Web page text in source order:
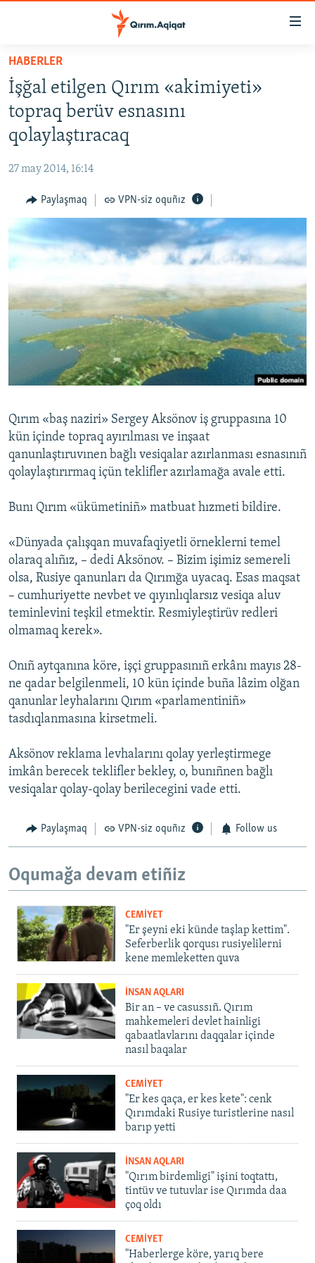
Esas
mündericege
qaytmaq
Baş
navigatsiyağa
qaytmaq
Qıdıruvğa
qaytmaq
HABERLER
SİYASET
İQTİSADİYAT
MEDENİYET
İNSAN AQLARI
VİDEO
SÜRET
FİKİR
Русский
Українською
RFE/RS bütün saytları
HABERLER
İşğal etilgen Qırım «akimiyeti»
topraq berüv esnasını
qolaylaştıracaq
27 may 2014, 16:14
Paylaşmaq VPN-siz oquñız
Qırım «baş naziri» Sergey Aksönov iş gruppasına 10
kün içinde topraq ayırılması ve inşaat
qanunlaştıruvınen bağlı vesiqalar azırlanması esnasınıñ
qolaylaştırırmaq içün teklifler azırlamağa avale etti.
Bunı Qırım «ükümetiniñ» matbuat hızmeti bildire.
«Dünyada çalışqan muvafaqiyetli örneklerni temel
olaraq alıñız, – dedi Aksönov. – Bizim işimiz semereli
olsa, Rusiye qanunları da Qırımğa uyacaq. Esas maqsat
– cumhuriyette nevbet ve qıyınlıqlarsız vesiqa aluv
teminlevini teşkil etmektir. Resmiyleştirüv redleri
olmamaq kerek».
Onıñ aytqanına köre, işçi gruppasınıñ erkânı mayıs 28-
ne qadar belgilenmeli, 10 kün içinde buña lâzim olğan
qanunlar leyhalarını Qırım «parlamentiniñ»
tasdıqlanmasına kirsetmeli.
Aksönov reklama levhalarını qolay yerleştirmege
imkân berecek teklifler bekley, o, bunıñnen bağlı
vesiqalar qolay-qolay berilecegini vade etti.
Paylaşmaq VPN-siz oquñız Follow us
Oqumağa devam etiñiz
CEMİYET
"Er şeyni eki künde taşlap kettim".
Seferberlik qorqusı rusiyelilerni
kene memleketten quva
İNSAN AQLARI
Bir an – ve casussıñ. Qırım
mahkemeleri devlet hainligi
qabaatlavlarını daqqalar içinde
nasıl baqalar
CEMİYET
"Er kes qaça, er kes kete": cenk
Qırımdaki Rusiye turistlerine nasıl
barıp yetti
İNSAN AQLARI
"Qırım birdemligi" işini toqtattı,
tintüv ve tutuvlar ise Qırımda daa
çoq oldı
CEMİYET
"Haberlerge köre, yarıq bere